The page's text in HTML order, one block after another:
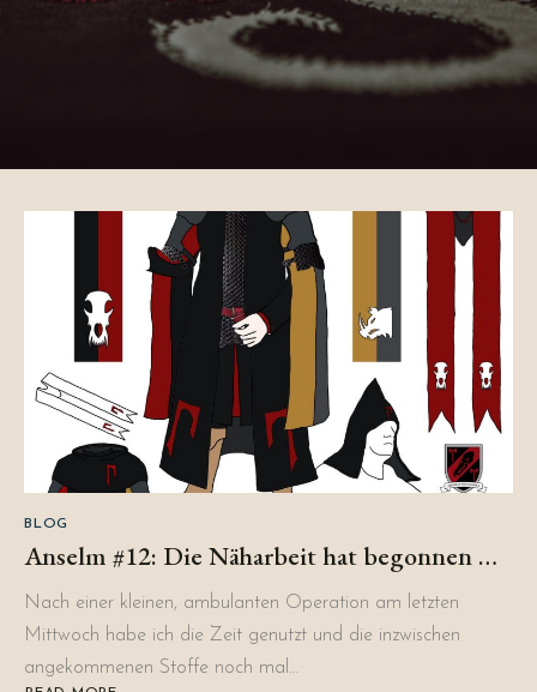
BLOG
Anselm #12: Die Näharbeit hat begonnen …
Nach einer kleinen, ambulanten Operation am letzten
Mittwoch habe ich die Zeit genutzt und die inzwischen
angekommenen Stoffe noch mal…